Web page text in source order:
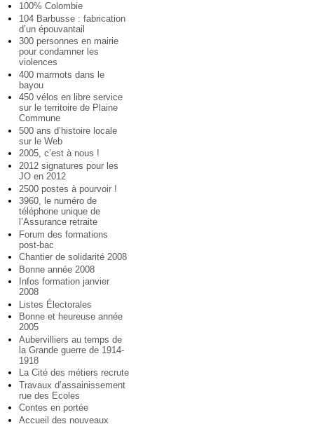
100% Colombie
104 Barbusse : fabrication
d’un épouvantail
300 personnes en mairie
pour condamner les
violences
400 marmots dans le
bayou
450 vélos en libre service
sur le territoire de Plaine
Commune
500 ans d’histoire locale
sur le Web
2005, c’est à nous !
2012 signatures pour les
JO en 2012
2500 postes à pourvoir !
3960, le numéro de
téléphone unique de
l’Assurance retraite
Forum des formations
post-bac
Chantier de solidarité 2008
Bonne année 2008
Infos formation janvier
2008
Listes Électorales
Bonne et heureuse année
2005
Aubervilliers au temps de
la Grande guerre de 1914-
1918
La Cité des métiers recrute
Travaux d’assainissement
rue des Ecoles
Contes en portée
Accueil des nouveaux